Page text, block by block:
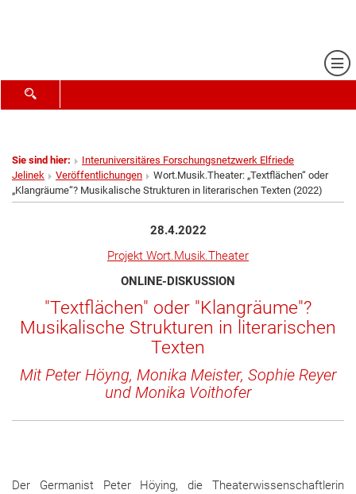
SUCHFORMULAR ÖFFNEN
Sie sind hier:
Interuniversitäres Forschungsnetzwerk Elfriede
Jelinek
Veröffentlichungen
Wort.Musik.Theater: „Textflächen“ oder
„Klangräume“? Musikalische Strukturen in literarischen Texten (2022)
28.4.2022
Projekt Wort.Musik.Theater
ONLINE-DISKUSSION
"Textflächen" oder "Klangräume"?
Musikalische Strukturen in literarischen
Texten
MitPeter Höyng, Monika Meister, Sophie Reyer
und Monika Voithofer
Der Germanist Peter Höying, die Theaterwissenschaftlerin